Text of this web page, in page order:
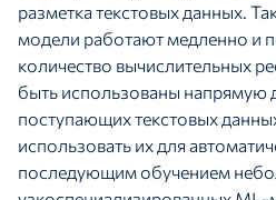
разметка текстовых данных.
модели работают медленно и
количество вычислительных
быть использованы напрямую
поступающих текстовых
использовать их для
последующим обучением